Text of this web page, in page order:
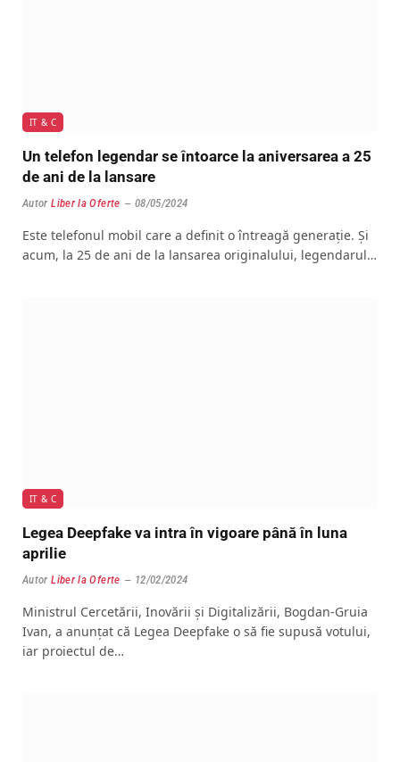
IT & C
Un telefon legendar se întoarce la aniversarea a 25
de ani de la lansare
Autor Liber la Oferte 08/05/2024
Este telefonul mobil care a definit o întreagă generație. Și
acum, la 25 de ani de la lansarea originalului, legendarul…
IT & C
Legea Deepfake va intra în vigoare până în luna
aprilie
Autor Liber la Oferte 12/02/2024
Ministrul Cercetării, Inovării şi Digitalizării, Bogdan-Gruia
Ivan, a anunțat că Legea Deepfake o să fie supusă votului,
iar proiectul de…